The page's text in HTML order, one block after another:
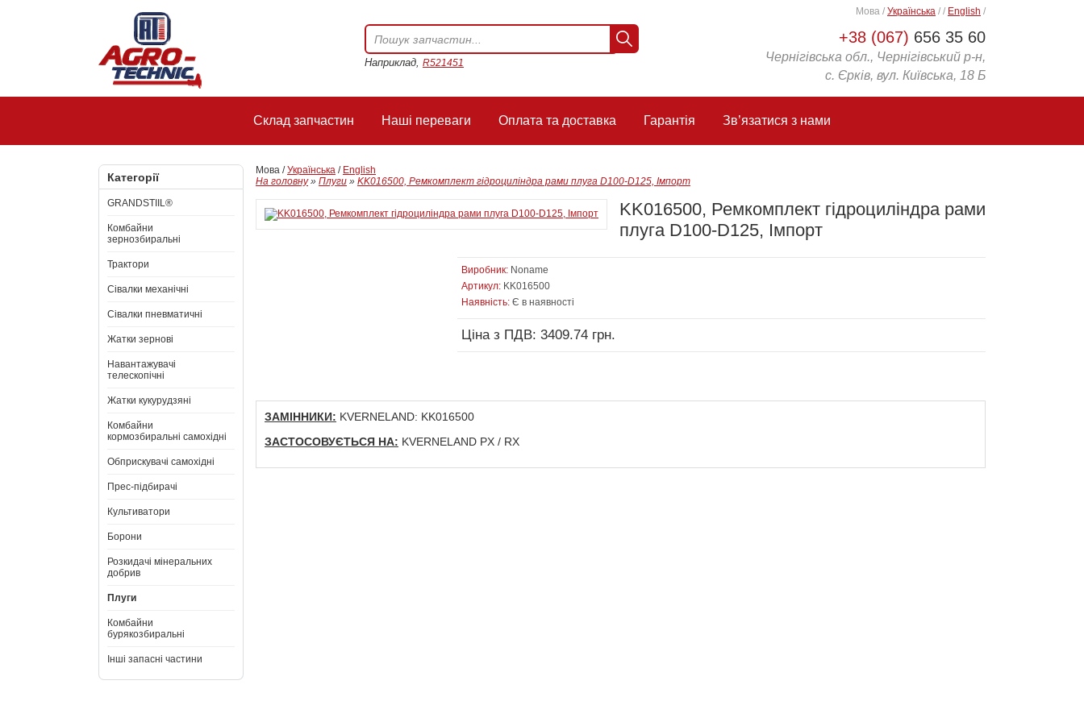
+38 (067) 656 35 60
Чернігівська обл., Чернігівський р-н,
с. Єрків, вул. Київська, 18 Б
Мова / Українська / / English /
Наприклад, R521451
Склад запчастин Наші переваги Оплата та доставка Гарантія Зв’язатися з нами
Категорії
GRANDSTIIL®
Комбайни
зернозбиральні
Трактори
Сівалки механічні
Сівалки пневматичні
Жатки зернові
Навантажувачі
телескопічні
Жатки кукурудзяні
Комбайни
кормозбиральні самохідні
Обприскувачі самохідні
Прес-підбирачі
Культиватори
Борони
Розкидачі мінеральних
добрив
Плуги
Комбайни
бурякозбиральні
Інші запасні частини
Мова /Українська / English
На головну» Плуги » KK016500, Ремкомплект гідроциліндра рами плуга D100-D125, Імпорт
KK016500, Ремкомплект гідроциліндра рами
плуга D100-D125, Імпорт
Виробник: Noname
Артикул: KK016500
Наявність: Є в наявності
Ціна з ПДВ: 3409.74 грн.
ЗАМІННИКИ: KVERNELAND: KK016500
ЗАСТОСОВУЄТЬСЯ НА: KVERNELAND PX / RX